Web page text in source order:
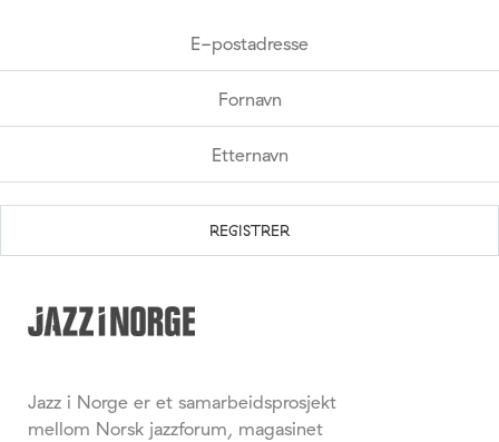
Jazz i Norge er et samarbeidsprosjekt
mellom Norsk jazzforum, magasinet